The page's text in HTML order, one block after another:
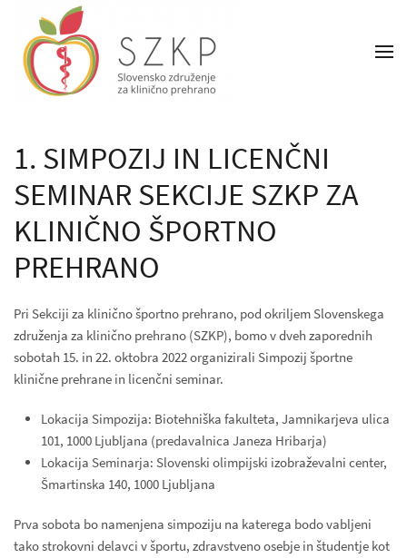
1. SIMPOZIJ IN LICENČNI
SEMINAR SEKCIJE SZKP ZA
KLINIČNO ŠPORTNO
PREHRANO
Pri Sekciji za klinično športno prehrano, pod okriljem Slovenskega
združenja za klinično prehrano (SZKP), bomo v dveh zaporednih
sobotah 15. in 22. oktobra 2022 organizirali Simpozij športne
klinične prehrane in licenčni seminar.
Lokacija Simpozija: Biotehniška fakulteta, Jamnikarjeva ulica
101, 1000 Ljubljana (predavalnica Janeza Hribarja)
Lokacija Seminarja: Slovenski olimpijski izobraževalni center,
Šmartinska 140, 1000 Ljubljana
Prva sobota bo namenjena simpoziju na katerega bodo vabljeni
tako strokovni delavci v športu, zdravstveno osebje in študentje kot